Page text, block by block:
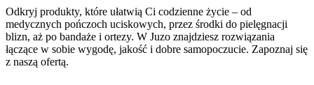
Odkryj produkty, które ułatwią Ci codzienne życie – od
medycznych pończoch uciskowych, przez środki do pielęgnacji
blizn, aż po bandaże i ortezy. W Juzo znajdziesz rozwiązania
łączące w sobie wygodę, jakość i dobre samopoczucie. Zapoznaj się
z naszą ofertą.